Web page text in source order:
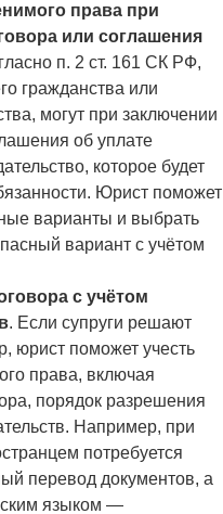
права при
или соглашения
п. 2 ст. 161 СК РФ,
гражданства или
могут при заключении
об уплате
которое будет
Юрист поможет
варианты и выбрать
вариант с учётом
с учётом
. Если супруги решают
юрист поможет учесть
права, включая
порядок разрешения
Например, при
потребуется
перевод документов, а
языком —